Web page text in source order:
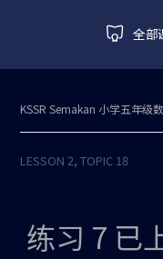
全部
KSSR Semakan 小学五年级
LESSON 2, TOPIC 18
练习 7 已